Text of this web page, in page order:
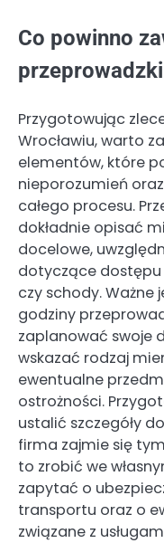
Co powinno
Przygotowując
Wrocławiu, warto
elementów, które
nieporozumień
całego procesu.
dokładnie opisać
docelowe,
dotyczące dostępu
czy schody. Ważne
godziny
zaplanować swoje
wskazać rodzaj
ewentualne
ostrożności.
ustalić szczegóły
firma zajmie się
to zrobić we
zapytać o
transportu oraz o
związane z